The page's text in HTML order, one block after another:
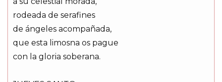
rodeada de serafines
de ángeles acompañada,
que esta limosna os pague
con la gloria soberana.